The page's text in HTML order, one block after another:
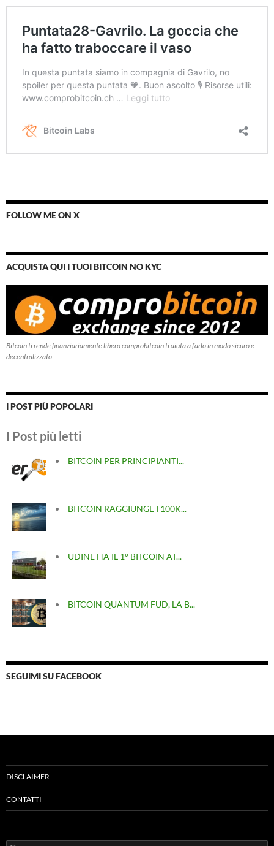
FOLLOW ME ON X
ACQUISTA QUI I TUOI BITCOIN NO KYC
Bitcoin ti rende finanziariamente libero comprobitcoin ti aiuta a farlo in modo sicuro e
decentralizzato
I POST PIÙ POPOLARI
I Post più letti
BITCOIN PER PRINCIPIANTI...
BITCOIN RAGGIUNGE I 100K...
UDINE HA IL 1° BITCOIN AT...
BITCOIN QUANTUM FUD, LA B...
SEGUIMI SU FACEBOOK
DISCLAIMER
CONTATTI